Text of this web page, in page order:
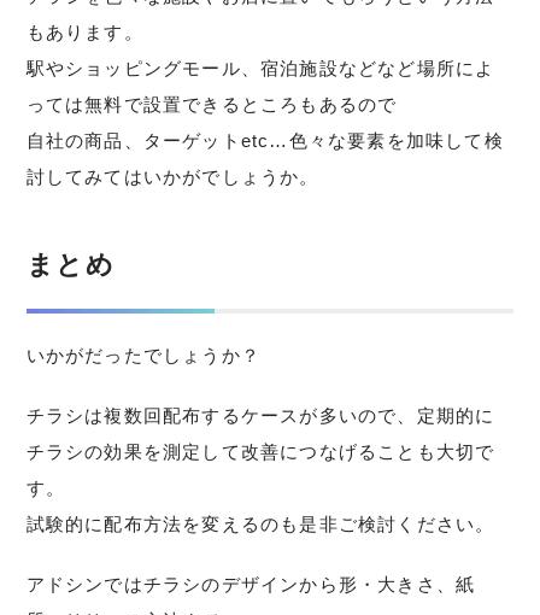
もあります。
駅やショッピングモール、宿泊施設などなど場所によ
っては無料で設置できるところもあるので
自社の商品、ターゲットetc…色々な要素を加味して検
討してみてはいかがでしょうか。
まとめ
いかがだったでしょうか？
チラシは複数回配布するケースが多いので、定期的に
チラシの効果を測定して改善につなげることも大切で
す。
試験的に配布方法を変えるのも是非ご検討ください。
アドシンではチラシのデザインから形・大きさ、紙